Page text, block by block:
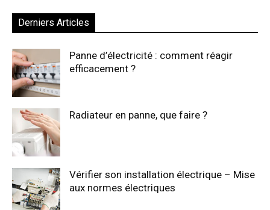
Derniers Articles
Panne d’électricité : comment réagir
efficacement ?
Radiateur en panne, que faire ?
Vérifier son installation électrique – Mise
aux normes électriques